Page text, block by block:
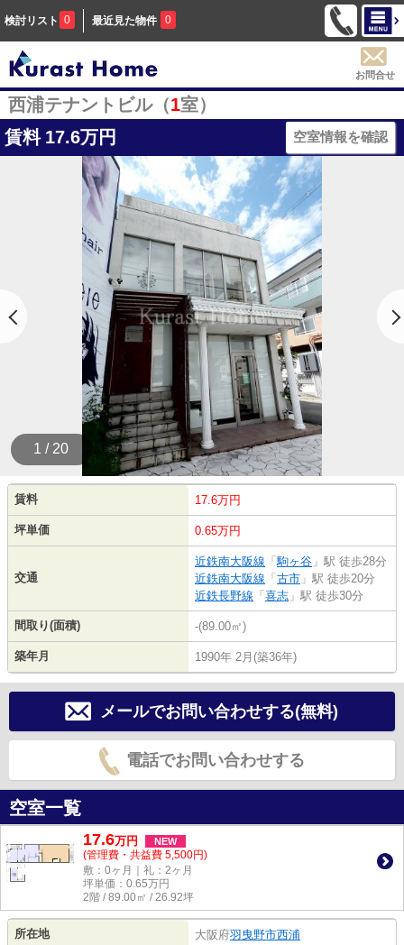
検討リスト 0 最近見た物件 0
お問合せ
西浦テナントビル（1室）
賃料 17.6万円 空室情報を確認
1 / 20
賃料 17.6万円
坪単価 0.65万円
交通
近鉄南大阪線 「駒ヶ谷 」駅 徒歩28分
近鉄南大阪線 「 古市 」駅 徒歩20分
近鉄長野線 「 喜志 」駅 徒歩30分
間取り(面積) -(89.00㎡)
築年月 1990年 2月(築36年)
メールでお問い合わせする(無料)
電話でお問い合わせする
空室一覧
17.6万円 NEW
(管理費・共益費 5,500円)
敷：0ヶ月｜礼：2ヶ月
坪単価： 0.65万円
2階 / 89.00㎡ / 26.92坪
所在地 大阪府羽曳野市西浦